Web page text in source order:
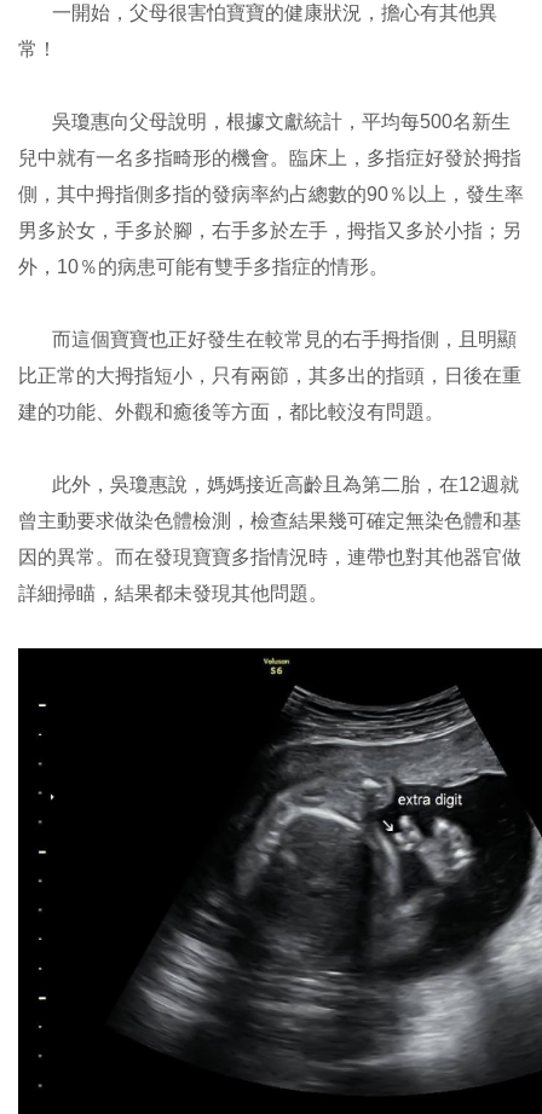
一開始，父母很害怕寶寶的健康狀況，擔心有其他異
常！
吳瓊惠向父母說明，根據文獻統計，平均每500名新生
兒中就有一名多指畸形的機會。臨床上，多指症好發於拇指
側，其中拇指側多指的發病率約占總數的90％以上，發生率
男多於女，手多於腳，右手多於左手，拇指又多於小指；另
外，10％的病患可能有雙手多指症的情形。
而這個寶寶也正好發生在較常見的右手拇指側，且明顯
比正常的大拇指短小，只有兩節，其多出的指頭，日後在重
建的功能、外觀和癒後等方面，都比較沒有問題。
此外，吳瓊惠說，媽媽接近高齡且為第二胎，在12週就
曾主動要求做染色體檢測，檢查結果幾可確定無染色體和基
因的異常。而在發現寶寶多指情況時，連帶也對其他器官做
詳細掃瞄，結果都未發現其他問題。